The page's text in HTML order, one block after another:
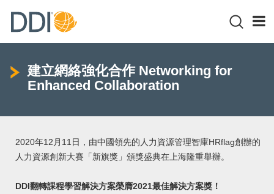
建立網絡強化合作 Networking for
Enhanced Collaboration
2020年12月11日，由中國領先的人力資源管理智庫HRflag創辦的
人力資源創新大賽「新旗獎」頒獎盛典在上海隆重舉辦。
DDI翻轉課程學習解決方案榮膺2021最佳解決方案獎！